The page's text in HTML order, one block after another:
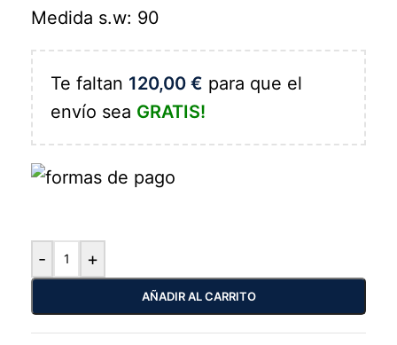
Medida s.w: 90
Te faltan 120,00 € para que el
envío sea GRATIS!
- +
AÑADIR AL CARRITO